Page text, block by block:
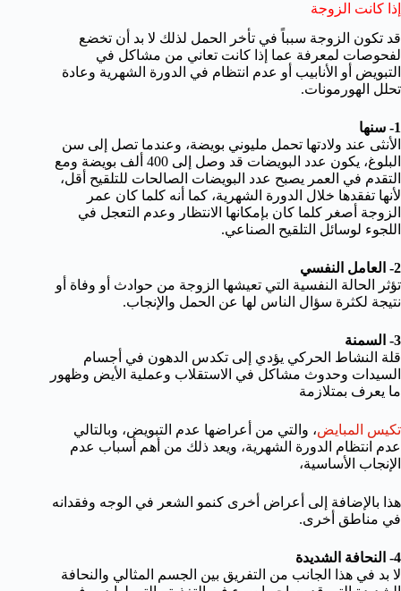
إذا كانت الزوجة
قد تكون الزوجة سبباً في تأخر الحمل لذلك لا بد أن تخضع
لفحوصات لمعرفة عما إذا كانت تعاني من مشاكل في
التبويض أو الأنابيب أو عدم انتظام في الدورة الشهرية وعادة
تحلل الهورمونات.
1- سنها
الأنثى عند ولادتها تحمل مليوني بويضة، وعندما تصل إلى سن
البلوغ، يكون عدد البويضات قد وصل إلى 400 ألف بويضة ومع
التقدم في العمر يصبح عدد البويضات الصالحات للتلقيح أقل،
لأنها تفقدها خلال الدورة الشهرية، كما أنه كلما كان عمر
الزوجة أصغر كلما كان بإمكانها الانتظار وعدم التعجل في
اللجوء لوسائل التلقيح الصناعي.
2- العامل النفسي
تؤثر الحالة النفسية التي تعيشها الزوجة من حوادث أو وفاة أو
نتيجة لكثرة سؤال الناس لها عن الحمل والإنجاب.
3- السمنة
قلة النشاط الحركي يؤدي إلى تكدس الدهون في أجسام
السيدات وحدوث مشاكل في الاستقلاب وعملية الأيض وظهور
ما يعرف بمتلازمة
تكيس المبايض، والتي من أعراضها عدم التبويض، وبالتالي
عدم انتظام الدورة الشهرية، ويعد ذلك من أهم أسباب عدم
الإنجاب الأساسية،
هذا بالإضافة إلى أعراض أخرى كنمو الشعر في الوجه وفقدانه
في مناطق أخرى.
4- النحافة الشديدة
لا بد في هذا الجانب من التفريق بين الجسم المثالي والنحافة